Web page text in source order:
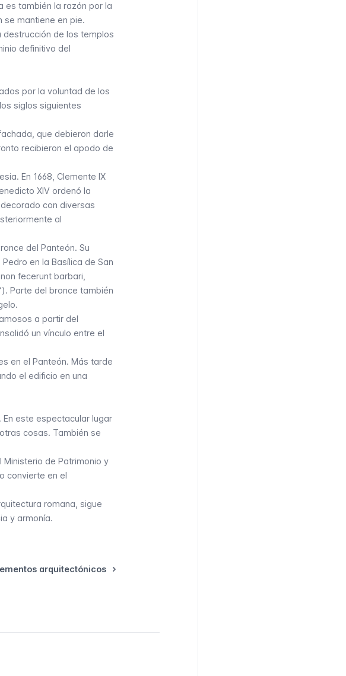
es también la razón por la
se mantiene en pie.
destrucción de los templos
definitivo del
por la voluntad de los
siglos siguientes
que debieron darle
recibieron el apodo de
En 1668, Clemente IX
XIV ordenó la
con diversas
al
del Panteón. Su
en la Basílica de San
fecerunt barbari,
Parte del bronce también
.
a partir del
un vínculo entre el
en el Panteón. Más tarde
el edificio en una
este espectacular lugar
cosas. También se
de Patrimonio y
convierte en el
romana, sigue
y armonía.
arquitectónicos